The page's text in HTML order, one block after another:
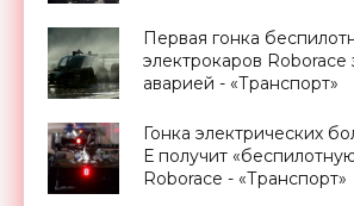
Первая гонка
электрокаров Roborace
аварией - «Транспорт»
Гонка электрических
Е получит
Roborace - «Транспорт»